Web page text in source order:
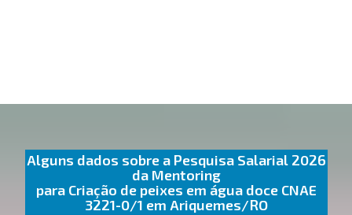
Alguns dados sobre a Pesquisa Salarial 2026
da Mentoring
para Criação de peixes em água doce CNAE
3221-0/1 em Ariquemes/RO